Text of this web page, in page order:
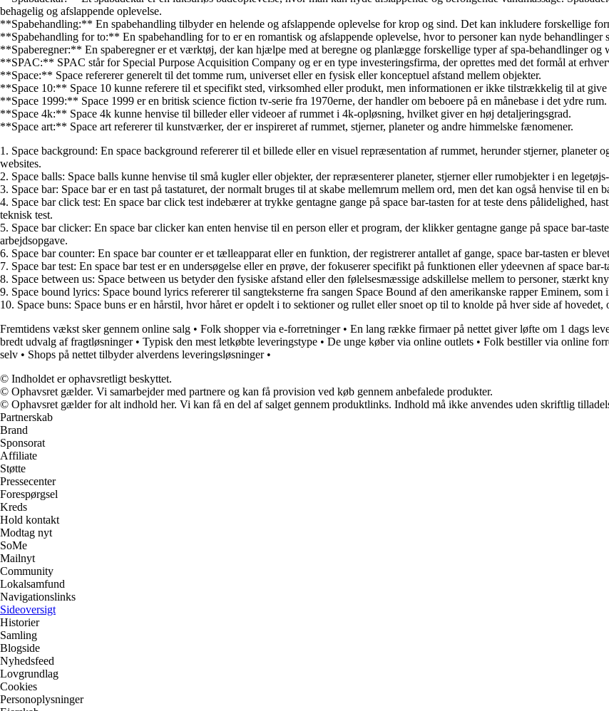
behagelig og afslappende oplevelse.
**Spabehandling:** En spabehandling tilbyder en helende og afslappende oplevelse for krop og sind. Det kan inkludere forskellige
**Spabehandling for to:** En spabehandling for to er en romantisk og afslappende oplevelse, hvor to personer kan nyde behandlinger
**Spaberegner:** En spaberegner er et værktøj, der kan hjælpe med at beregne og planlægge forskellige typer af spa-behandlinger og
**SPAC:** SPAC står for Special Purpose Acquisition Company og er en type investeringsfirma, der oprettes med det formål at
**Space:** Space refererer generelt til det tomme rum, universet eller en fysisk eller konceptuel afstand mellem objekter.
**Space 10:** Space 10 kunne referere til et specifikt sted, virksomhed eller produkt, men informationen er ikke tilstrækkelig til at give
**Space 1999:** Space 1999 er en britisk science fiction tv-serie fra 1970erne, der handler om beboere på en månebase i det ydre rum.
**Space 4k:** Space 4k kunne henvise til billeder eller videoer af rummet i 4k-opløsning, hvilket giver en høj detaljeringsgrad.
**Space art:** Space art refererer til kunstværker, der er inspireret af rummet, stjerner, planeter og andre himmelske fænomener.
1. Space background: En space background refererer til et billede eller en visuel repræsentation af rummet, herunder stjerner, planeter
websites.
2. Space balls: Space balls kunne henvise til små kugler eller objekter, der repræsenterer planeter, stjerner eller rumobjekter i en
3. Space bar: Space bar er en tast på tastaturet, der normalt bruges til at skabe mellemrum mellem ord, men det kan også henvise til en
4. Space bar click test: En space bar click test indebærer at trykke gentagne gange på space bar-tasten for at teste dens pålidelighed,
teknisk test.
5. Space bar clicker: En space bar clicker kan enten henvise til en person eller et program, der klikker gentagne gange på space bar-
arbejdsopgave.
6. Space bar counter: En space bar counter er et tælleapparat eller en funktion, der registrerer antallet af gange, space bar-tasten er
7. Space bar test: En space bar test er en undersøgelse eller en prøve, der fokuserer specifikt på funktionen eller ydeevnen af space
8. Space between us: Space between us betyder den fysiske afstand eller den følelsesmæssige adskillelse mellem to personer, stærkt
9. Space bound lyrics: Space bound lyrics refererer til sangteksterne fra sangen Space Bound af den amerikanske rapper Eminem,
10. Space buns: Space buns er en hårstil, hvor håret er opdelt i to sektioner og rullet eller snoet op til to knolde på hver side af
Fremtidens vækst sker gennem online salg • Folk shopper via e-forretninger• En lang række firmaer på nettet giver løfte om 1 dags
bredt udvalg af fragtløsninger• Typisk den mest letkøbte leveringstype • De unge køber via online outlets • Folk bestiller via online
selv • Shops på nettet tilbyder alverdens leveringsløsninger•
© Indholdet er ophavsretligt beskyttet.
© Ophavsret gælder. Vi samarbejder med partnere og kan få provision ved køb gennem anbefalede produkter.
© Ophavsret gælder for alt indhold her. Vi kan få en del af salget gennem produktlinks. Indhold må ikke anvendes uden skriftlig
Partnerskab
Brand
Sponsorat
Affiliate
Støtte
Pressecenter
Forespørgsel
Kreds
Hold kontakt
Modtag nyt
SoMe
Mailnyt
Community
Lokalsamfund
Navigationslinks
Sideoversigt
Historier
Samling
Blogside
Nyhedsfeed
Lovgrundlag
Cookies
Personoplysninger